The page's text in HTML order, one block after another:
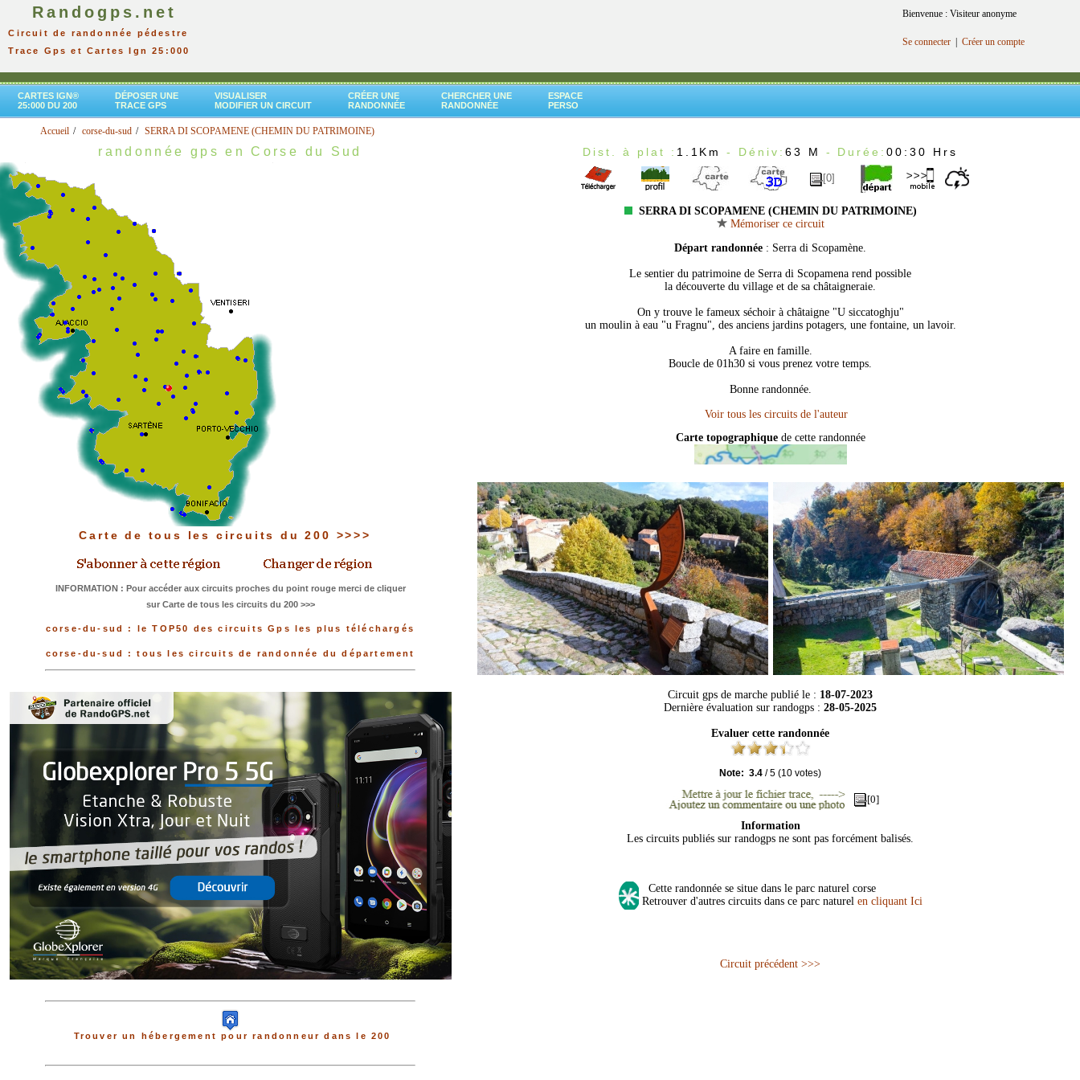
Randogps.net
Circuit de randonnée pédestre
Trace Gps et Cartes Ign 25:000
Bienvenue : Visiteur anonyme
Se connecter Créer un compte
CARTES IGN®
25:000 DU 200
DÉPOSER UNE
TRACE GPS
VISUALISER
MODIFIER UN CIRCUIT
CRÉER UNE
RANDONNÉE
CHERCHER UNE
RANDONNÉE
ESPACE
PERSO
Accueil corse-du-sud SERRA DI SCOPAMENE (CHEMIN DU PATRIMOINE)
randonnée gps en Corse du Sud
Carte de tous les circuits du 200 >>>>
INFORMATION : Pour accéder aux circuits proches du point rouge merci de cliquer
sur Carte de tous les circuits du 200 >>>
corse-du-sud : le TOP50 des circuits Gps les plus téléchargés
corse-du-sud : tous les circuits de randonnée du département
Trouver un hébergement pour randonneur dans le 200
Dist. à plat : 1.1Km - Déniv: 63 M - Durée:00:30 Hrs
[0]
SERRA DI SCOPAMENE (CHEMIN DU PATRIMOINE)
Mémoriser ce circuit
Départ randonnée : Serra di Scopamène.
Le sentier du patrimoine de Serra di Scopamena rend possible
la découverte du village et de sa châtaigneraie.
On y trouve le fameux séchoir à châtaigne "U siccatoghju"
un moulin à eau "u Fragnu", des anciens jardins potagers, une fontaine, un lavoir.
A faire en famille.
Boucle de 01h30 si vous prenez votre temps.
Bonne randonnée.
Carte topographique de cette randonnée
Circuit gps de marche publié le : 18-07-2023
Dernière évaluation sur randogps : 28-05-2025
Evaluer cette randonnée
Note: 3.4 /5 (10 votes)
[0]
Information
Les circuits publiés sur randogps ne sont pas forcément balisés.
Cette randonnée se situe dans le parc naturel corse
Retrouver d'autres circuits dans ce parc naturel en cliquant Ici
Circuit précédent >>>